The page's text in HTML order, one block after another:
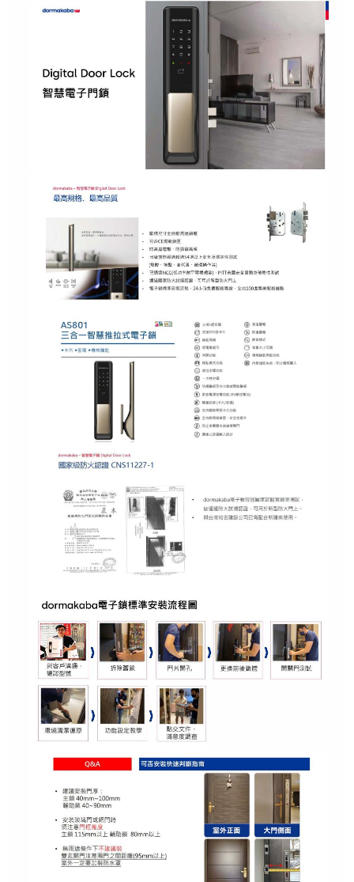
電動遮陽簾系列
影視對講整合系統系列